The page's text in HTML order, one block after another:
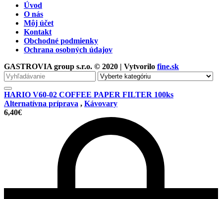
Úvod
O nás
Môj účet
Kontakt
Obchodné podmienky
Ochrana osobných údajov
GASTROVIA group s.r.o. © 2020 | Vytvorilo fine.sk
Vyhľadávanie
pre
HARIO V60-02 COFFEE PAPER FILTER 100ks
Alternatívna príprava , Kávovary
6,40€